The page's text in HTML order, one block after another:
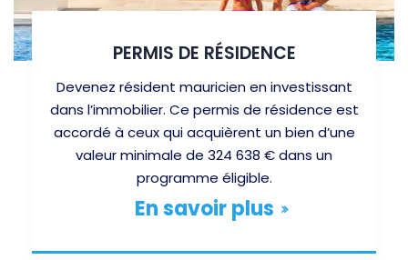
PERMIS DE RÉSIDENCE
Devenez résident mauricien en investissant
dans l’immobilier. Ce permis de résidence est
accordé à ceux qui acquièrent un bien d’une
valeur minimale de 324 638 € dans un
programme éligible.
En savoir plus